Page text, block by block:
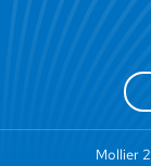
Mollier